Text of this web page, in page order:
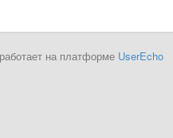
на платформе UserEcho